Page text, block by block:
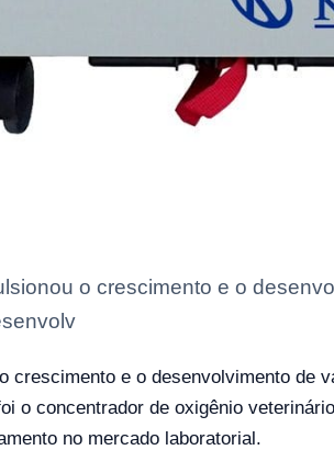
o crescimento e o
crescimento e o desenvolvimento de
o concentrador de oxigênio
no mercado laboratorial.